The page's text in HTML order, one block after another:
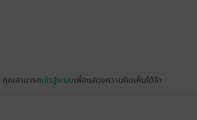
คุณสามารถเข้าสู่ระบบเพื่อแสดงความคิดเห็นได้จ้า